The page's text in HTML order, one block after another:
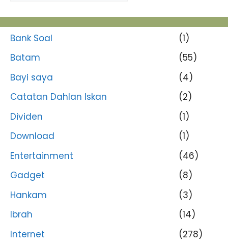
Bank Soal
(1)
Batam
(55)
Bayi saya
(4)
Catatan Dahlan Iskan
(2)
Dividen
(1)
Download
(1)
Entertainment
(46)
Gadget
(8)
Hankam
(3)
Ibrah
(14)
Internet
(278)